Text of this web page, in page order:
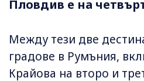
Пловдив е на
Между тези две
градове в Румъния,
Крайова на второ и